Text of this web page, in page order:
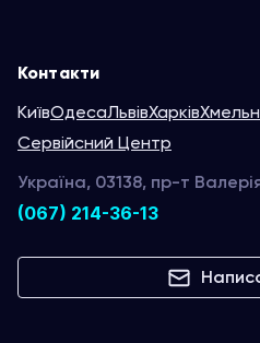
Контакти
КиївОдесаЛьвівХарків
Сервійсний Центр
Україна, 03138, пр-т
(067) 214-36-13